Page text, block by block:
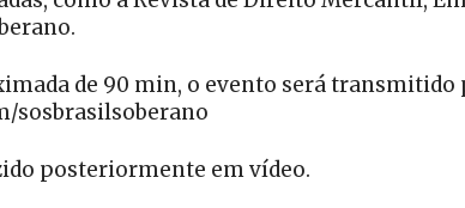
de 90 min, o evento será transmitido
sosbrasilsoberano
posteriormente em vídeo.